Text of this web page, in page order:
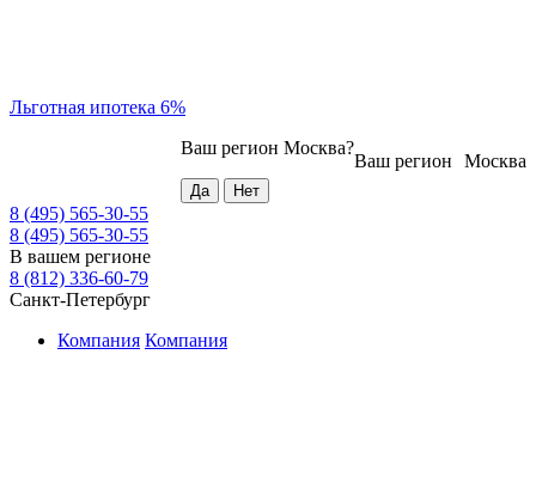
Льготная ипотека 6%
Москва
Ваш регион
Ваш регион Москва?
8 (495) 565-30-55
8 (495) 565-30-55
В вашем регионе
8 (812) 336-60-79
Санкт-Петербург
Компания Компания